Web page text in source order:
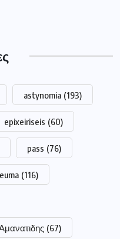
astynomia (193)
epixeiriseis (60)
pass (76)
(116)
(67)